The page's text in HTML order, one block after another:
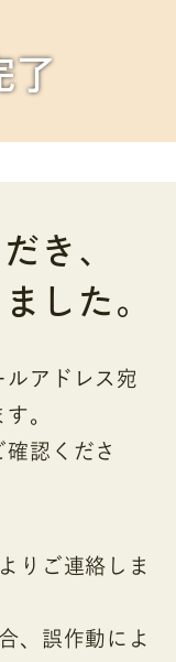
了
き、
した。
アドレス宛
。
認くださ
りご連絡しま
、誤作動によ